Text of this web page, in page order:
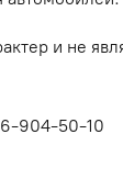
и не
904-50-10